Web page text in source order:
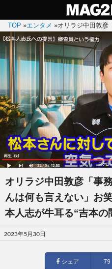
TOP »エンタメ »オリラジ中田敦彦
オリラジ中田敦彦「事
んは何も言えない」お
本人志が牛耳る“吉本の
投
稿
2023年5月30日
シェア 79